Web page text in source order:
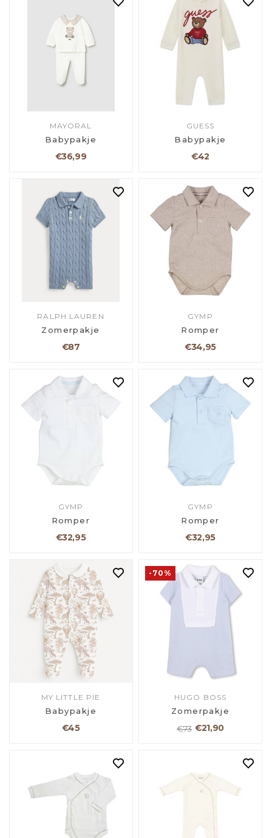
MAYORAL
Babypakje
€36,99
GUESS
Babypakje
€42
RALPH LAUREN
Zomerpakje
€87
GYMP
Romper
€34,95
GYMP
Romper
€32,95
GYMP
Romper
€32,95
MY LITTLE PIE
Babypakje
€45
-70%
HUGO BOSS
Zomerpakje
€73 €21,90